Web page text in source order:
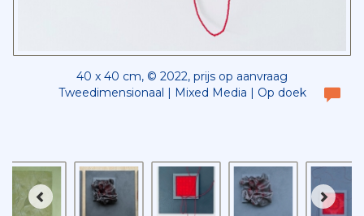
40 x 40 cm, © 2022, prijs op aanvraag
Tweedimensionaal | Mixed Media | Op doek